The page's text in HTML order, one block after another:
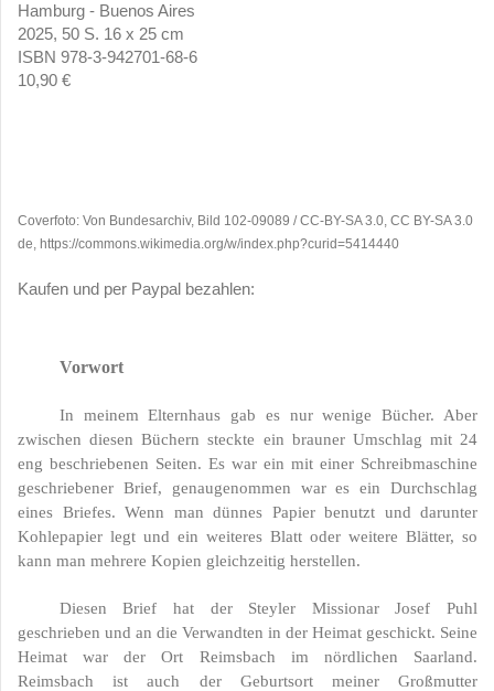
Hamburg - Buenos Aires
2025, 50 S. 16 x 25 cm
ISBN 978-3-942701-68-6
10,90 €
Coverfoto: Von Bundesarchiv, Bild 102-09089 / CC-BY-SA 3.0, CC BY-SA 3.0
de, https://commons.wikimedia.org/w/index.php?curid=5414440
Kaufen und per Paypal bezahlen:
Vorwort
In meinem Elternhaus gab es nur wenige Bücher. Aber
zwischen diesen Büchern steckte ein brauner Umschlag mit 24
eng beschriebenen Seiten. Es war ein mit einer Schreibmaschine
geschriebener Brief, genaugenommen war es ein Durchschlag
eines Briefes. Wenn man dünnes Papier benutzt und darunter
Kohlepapier legt und ein weiteres Blatt oder weitere Blätter, so
kann man mehrere Kopien gleichzeitig herstellen.
Diesen Brief hat der Steyler Missionar Josef Puhl
geschrieben und an die Verwandten in der Heimat geschickt. Seine
Heimat war der Ort Reimsbach im nördlichen Saarland.
Reimsbach ist auch der Geburtsort meiner Großmutter